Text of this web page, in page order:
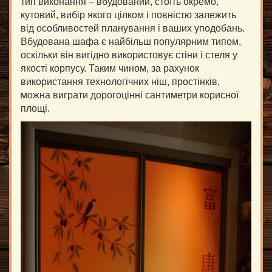
кутовий, вибір якого цілком і повністю залежить
від особливостей планування і ваших уподобань.
Вбудована шафа є найбільш популярним типом,
оскільки він вигідно використовує стіни і стеля у
якості корпусу. Таким чином, за рахунок
використання технологічних ніш, простінків,
можна виграти дорогоцінні сантиметри корисної
площі.